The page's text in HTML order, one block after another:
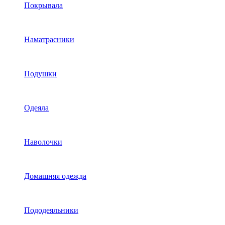
Покрывала
Наматрасники
Подушки
Одеяла
Наволочки
Домашняя одежда
Пододеяльники